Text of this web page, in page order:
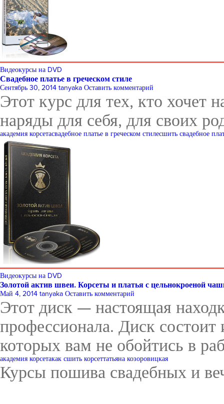
Видеокурсы на DVD
Свадебное платье в греческом стиле
Сентябрь 30, 2014 tanyaka Оставить комментарий
Этот курс для тех, кто хочет
наряды для себя, для своих
академия корсетасвадебное платье в греческом стилесшить свадебное
Видеокурсы на DVD
Золотой актив швеи. Корсеты и платья с цельнокроеной
Май 4, 2014 tanyaka Оставить комментарий
Этот диск — настоящая
профессионала. Диск состоит
которых вам не обойтись в
академия корсетакак сшить корсеттатьяна козоровицкая
Курсы пошива свадебных и